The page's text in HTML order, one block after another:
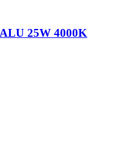
25W 4000K